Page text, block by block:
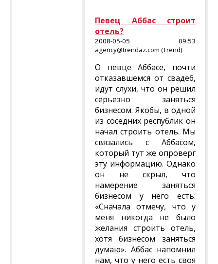
Певец Аббас строит
отель?
2008-05-05 09:53
agency@trendaz.com (Trend)
О певце Аббасе, почти
отказавшемся от свадеб,
идут слухи, что он решил
серьезно заняться
бизнесом. Якобы, в одной
из соседних республик он
начал строить отель. Мы
связались с Аббасом,
который тут же опроверг
эту информацию. Однако
он не скрыл, что
намерение заняться
бизнесом у него есть:
«Сначала отмечу, что у
меня никогда не было
желания строить отель,
хотя бизнесом заняться
думаю». Аббас напомнил
нам, что у него есть своя